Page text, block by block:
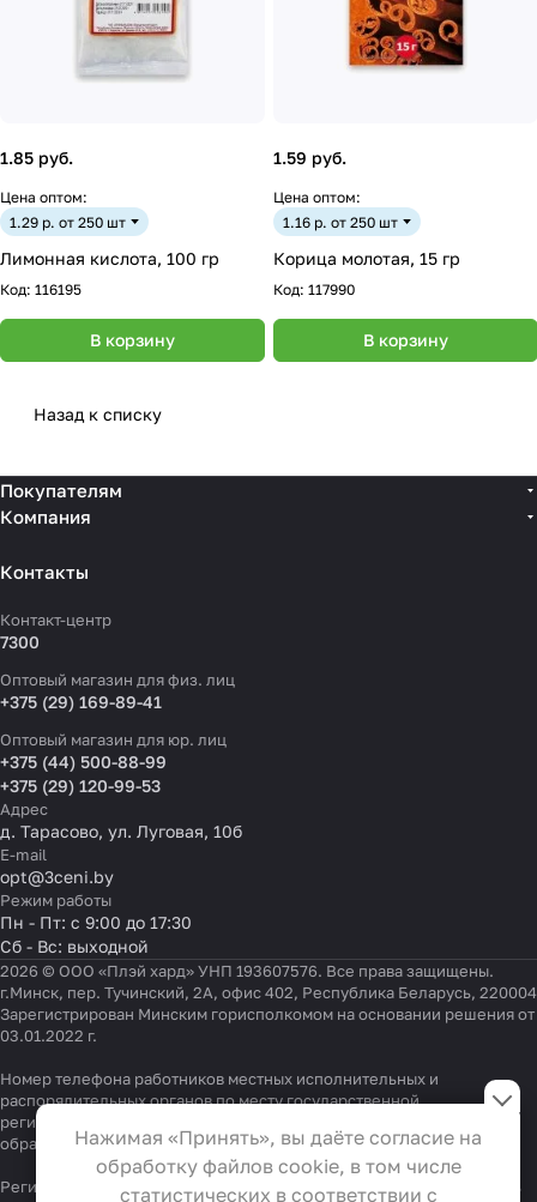
1.85 руб.
Цена оптом:
1.29 р. от 250 шт
Лимонная кислота, 100 гр
Код: 116195
В корзину
1.59 руб.
Цена оптом:
1.16 р. от 250 шт
Корица молотая, 15 гр
Код: 117990
В корзину
Назад к списку
Покупателям
Компания
Контакты
Контакт-центр
7300
Оптовый магазин для физ. лиц
+375 (29) 169-89-41
Оптовый магазин для юр. лиц
+375 (44) 500-88-99
+375 (29) 120-99-53
Адрес
д. Тарасово, ул. Луговая, 10б
E-mail
opt@3ceni.by
Режим работы
Пн - Пт: с 9:00 до 17:30
Сб - Вс: выходной
2026 © ООО «Плэй хард» УНП 193607576. Все права защищены.
г.Минск, пер. Тучинский, 2А, офис 402, Республика Беларусь, 220004
Зарегистрирован Минским горисполкомом на основании решения от
03.01.2022 г.
Номер телефона работников местных исполнительных и
распорядительных органов по месту государственной
регистрации ООО «Плэй хард», уполномоченных рассматривать
обращения покупателей:+375 17 323-41-58,+375 17 370-30-64
Регистрационный номер в Торговом реестре Республики Беларусь
Настройки файлов cookie
Функциональные
Эти файлы необходимы для
функционирования сайта и не
Нажимая «Принять», вы даёте согласие на
обработку файлов cookie, в том числе
статистических в соответствии с